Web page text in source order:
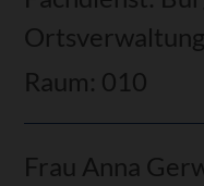
Raum: 010
Frau Anna